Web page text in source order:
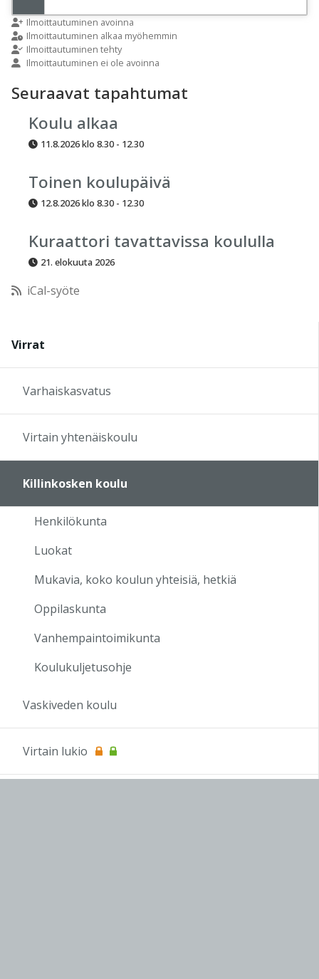
9:00
10:00
12:00
14:00
17:00
20:00
22:00
Ilmoittautuminen avoinna
Ilmoittautuminen alkaa myöhemmin
Ilmoittautuminen tehty
Ilmoittautuminen ei ole avoinna
Seuraavat tapahtumat
Koulu alkaa
11.8.2026 klo 8.30 - 12.30
Toinen koulupäivä
12.8.2026 klo 8.30 - 12.30
Kuraattori tavattavissa koululla
21. elokuuta 2026
iCal-syöte
Virrat
Varhaiskasvatus
Virtain yhtenäiskoulu
Killinkosken koulu
Henkilökunta
Luokat
Mukavia, koko koulun yhteisiä, hetkiä
Oppilaskunta
Vanhempaintoimikunta
Koulukuljetusohje
Vaskiveden koulu
Virtain lukio